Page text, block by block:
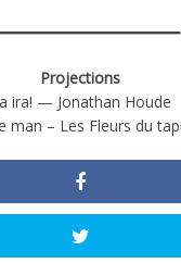
Projections
ira! — Jonathan Houde
man – Les Fleurs du